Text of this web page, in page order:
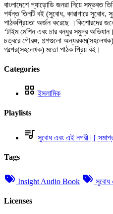
বাংলাদেশে প্যাড়োডি জনরা নিয়ে সম্ভবত
পর্যন্ত তিনটি বই (সুবোধ, কারাগারে সুবোধ,
পাঠকপ্রিয়তা অর্জন করেছে ।কিশোরদের
‘টাইম মেশিন এবং চার বন্ধুর সমুদ্র
চত্বরে গৌরঙ্গ, গল্পগুলো
গল্পের(সহলেখক) মতো পাঠক প্রিয় বই।
Categories
ইসলামিক
Playlists
সুবোধ এবং এই নগরী | [
Tags
Insight Audio Book সুবোধ
Licenses